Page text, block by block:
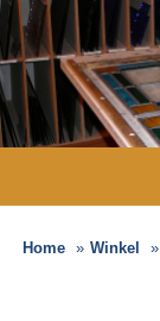
Home Winkel